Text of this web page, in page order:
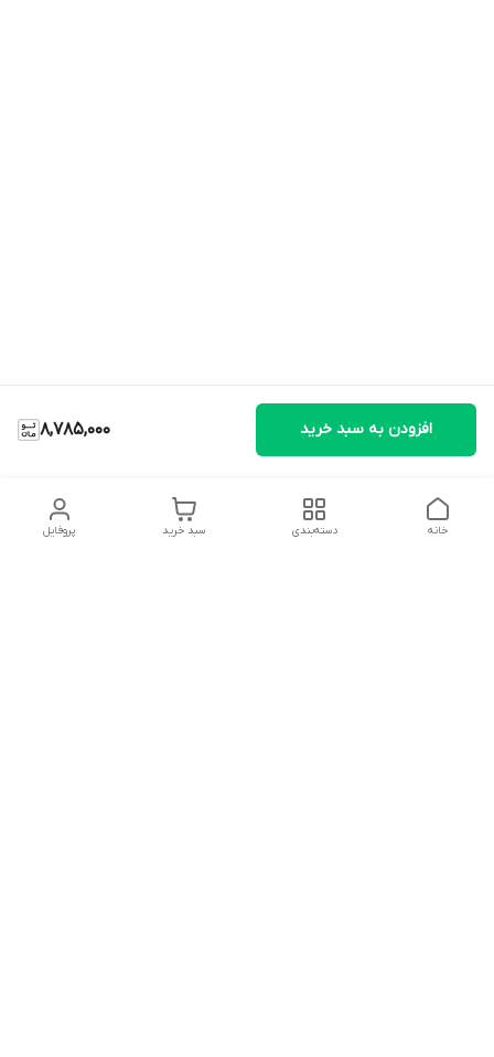
8,785,000 افزودن به سبد خرید
پروفایل سبد خرید دسته‌بندی خانه